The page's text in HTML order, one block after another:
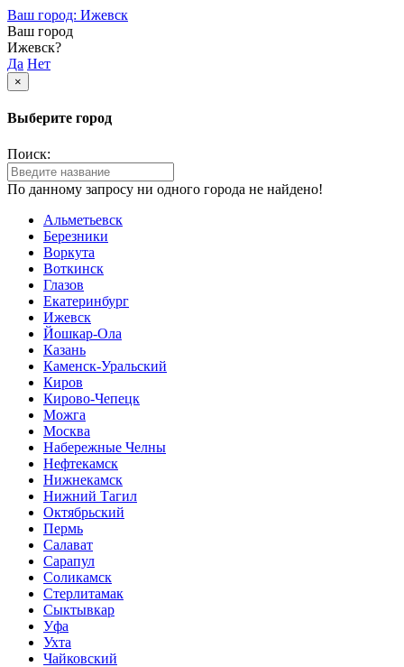
Ваш город: Ижевск
Ваш город
Ижевск?
Да Нет
×
Выберите город
Поиск:
По данному запросу ни одного города не найдено!
Альметьевск
Березники
Воркута
Воткинск
Глазов
Екатеринбург
Ижевск
Йошкар-Ола
Казань
Каменск-Уральский
Киров
Кирово-Чепецк
Можга
Москва
Набережные Челны
Нефтекамск
Нижнекамск
Нижний Тагил
Октябрьский
Пермь
Салават
Сарапул
Соликамск
Стерлитамак
Сыктывкар
Уфа
Ухта
Чайковский